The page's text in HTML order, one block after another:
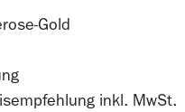
Gold
inkl. MwSt.